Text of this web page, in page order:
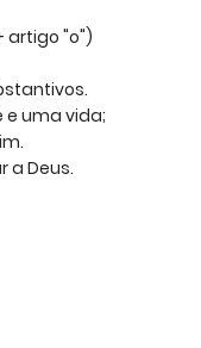
artigo "o")
e uma vida;
a Deus.